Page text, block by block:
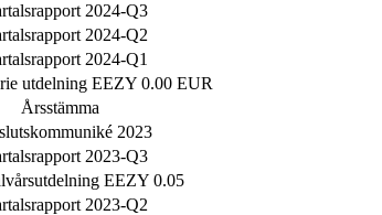
2024-Q3
2024-Q2
2024-Q1
utdelning EEZY 0.00 EUR
Årsstämma
2023
2023-Q3
EEZY 0.05
2023-Q2